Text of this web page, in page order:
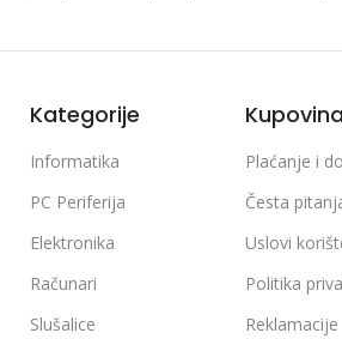
Kategorije
Informatika
PC Periferija
Elektronika
Računari
Slušalice
Plaćanje i
Česta
Uslovi
Politika
Reklamacije